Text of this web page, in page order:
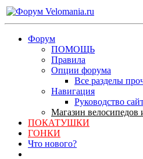
Форум
ПОМОЩЬ
Правила
Опции форума
Все разделы
Навигация
Руководство
Магазин велосипедов
ПОКАТУШКИ
ГОНКИ
Что нового?